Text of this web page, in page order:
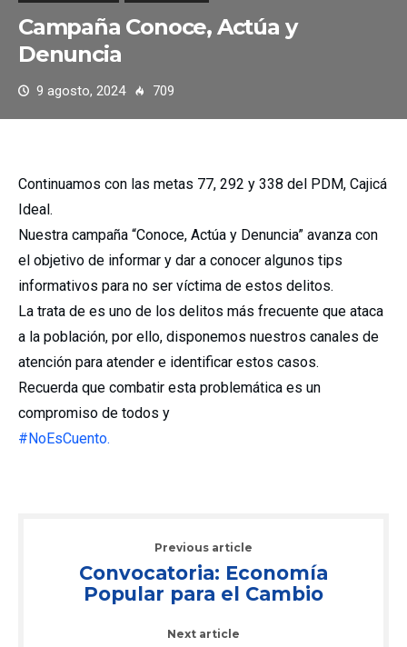
Campaña Conoce, Actúa y
Denuncia
9 agosto, 2024 709
Continuamos con las metas 77, 292 y 338 del PDM, Cajicá
Ideal.
Nuestra campaña “Conoce, Actúa y Denuncia” avanza con
el objetivo de informar y dar a conocer algunos tips
informativos para no ser víctima de estos delitos.
La trata de es uno de los delitos más frecuente que ataca
a la población, por ello, disponemos nuestros canales de
atención para atender e identificar estos casos.
Recuerda que combatir esta problemática es un
compromiso de todos y
#NoEsCuento.
Previous article
Convocatoria: Economía
Popular para el Cambio
Next article